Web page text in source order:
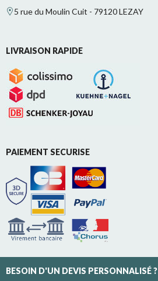
5 rue du Moulin Cuit - 79120 LEZAY
LIVRAISON RAPIDE
PAIEMENT SECURISE
BESOIN D'UN DEVIS PERSONNALISÉ ?